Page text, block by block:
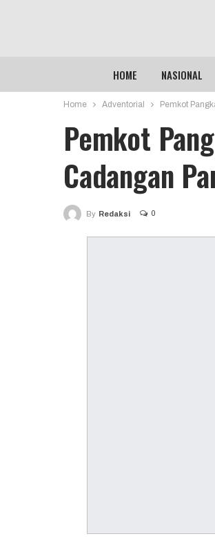
HOME NASIONAL
Home Adventorial Pemkot
Pemkot
Cadangan
By Redaksi 0